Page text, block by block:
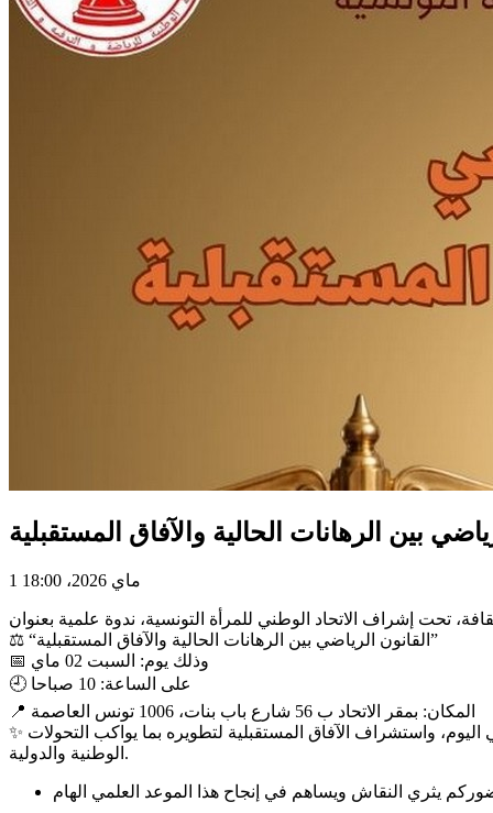
بين الرهانات الحالية والآفاق المستقبلية
1 ماي 2026، 18:00
⚖️ “القانون الرياضي بين الرهانات الحالية والآفاق المستقبلية”
📅 وذلك يوم: السبت 02 ماي
🕘 على الساعة: 10 صباحا
📍 المكان: بمقر الاتحاد ب 56 شارع باب بنات، 1006 تونس العاصمة
✨ بمشاركة ثلة من الأساتذة والخبراء في المجال القانوني والرياضي، حيث سيتم التطرق إلى أبرز التحديات التي يواجهها القانون الرياضي اليوم، واستشراف الآفاق المستقبلية لتطويره بما يواكب التحولات
الوطنية والدولية.